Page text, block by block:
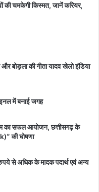
चमकेगी किस्मत, जानें करियर,
बोड़ला की गीता यादव खेलो इंडिया
में बनाई जगह
का सफल आयोजन, छत्तीसगढ़ के
की घोषणा
से अधिक के मादक पदार्थ एवं अन्य